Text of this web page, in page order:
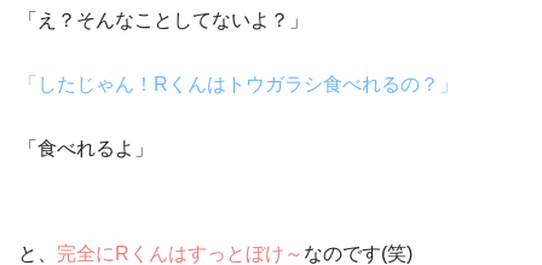
「え？そんなことしてないよ？」
「したじゃん！ R くんはトウガラシ食べれるの？」
「食べれるよ」
と、 完全に R くんはすっとぼけ～ なのです(笑)